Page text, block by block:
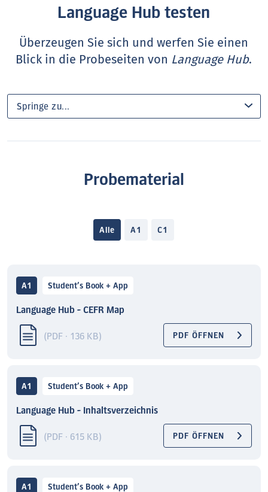
Language Hub testen
Überzeugen Sie sich und werfen Sie einen
Blick in die Probeseiten von Language Hub.
Probematerial
Alle A1 C1
A1 Student’s Book + App
Language Hub - CEFR Map
(PDF · 136 KB) PDF ÖFFNEN
A1 Student’s Book + App
Language Hub - Inhaltsverzeichnis
(PDF · 615 KB) PDF ÖFFNEN
A1 Student’s Book + App